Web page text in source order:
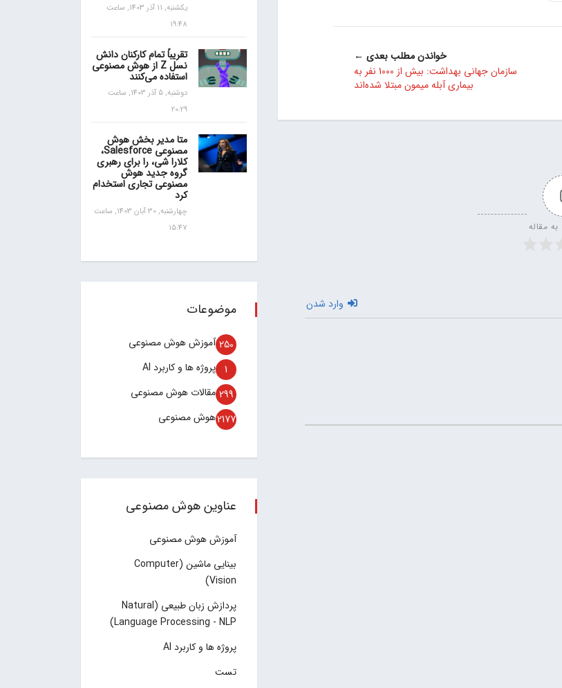
خواندن مطلب بعدی ←
سازمان جهانی بهداشت: بیش از 1000 نفر به
بیماری آبله میمون مبتلا شده‌اند
به مقاله
وارد شدن
یکشنبه, 11 آذر 1403, ساعت
19:48
تقریباً تمام کارکنان دانش
نسل Z از هوش مصنوعی
استفاده می‌کنند
دوشنبه, 5 آذر 1403, ساعت
20:29
متا مدیر بخش هوش
مصنوعی Salesforce،
کلارا شی، را برای رهبری
گروه جدید هوش
مصنوعی تجاری استخدام
کرد
چهارشنبه, 30 آبان 1403, ساعت
15:47
موضوعات
آموزش هوش مصنوعی 250
پروژه ها و کاربرد AI 1
مقالات هوش مصنوعی 299
هوش مصنوعی2177
عناوین هوش مصنوعی
آموزش هوش مصنوعی
بینایی ماشین (Computer
Vision)
پردازش زبان طبیعی (Natural
Language Processing - NLP)
پروژه ها و کاربرد AI
تست